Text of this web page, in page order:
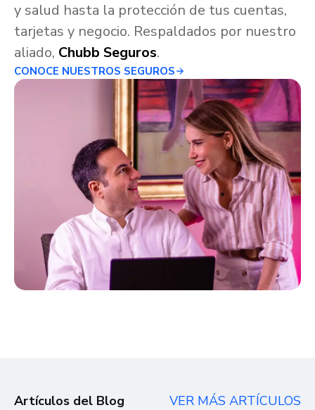
y salud hasta la protección de tus cuentas,
tarjetas y negocio. Respaldados por nuestro
aliado, Chubb Seguros.
CONOCE NUESTROS SEGUROS
Artículos del Blog VER MÁS ARTÍCULOS